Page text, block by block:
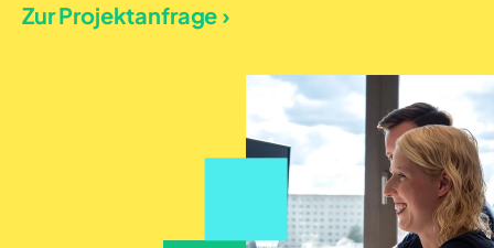
Zur Projektanfrage ›